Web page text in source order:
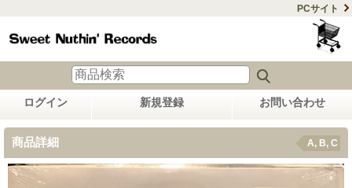
PCサイト
ログイン 新規登録 お問い合わせ
商品詳細 A, B, C